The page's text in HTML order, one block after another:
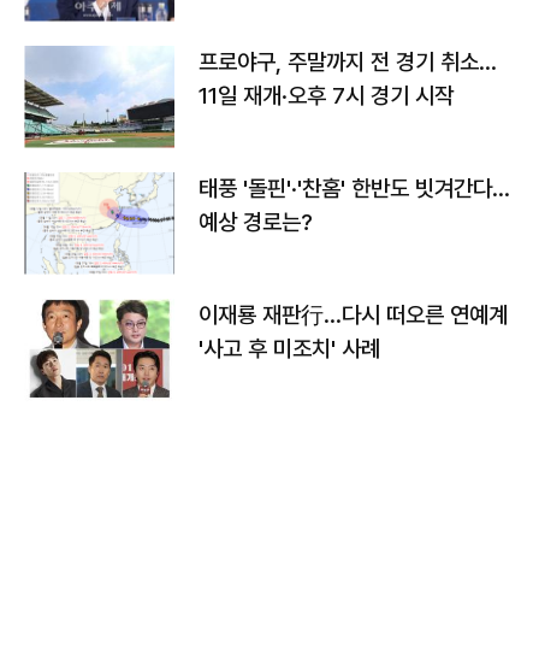
프로야구, 주말까지 전 경기 취소…
11일 재개·오후 7시 경기 시작
태풍 '돌핀'·'찬홈' 한반도 빗겨간다…
예상 경로는?
이재룡 재판行…다시 떠오른 연예계
'사고 후 미조치' 사례